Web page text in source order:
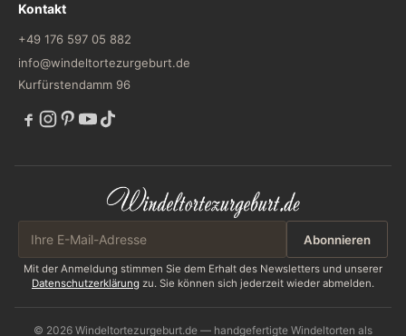
Kontakt
+49 176 597 05 882
info@windeltortezurgeburt.de
Kurfürstendamm 96
Abonnieren
Mit der Anmeldung stimmen Sie dem Erhalt des Newsletters und unserer
Datenschutzerklärung zu. Sie können sich jederzeit wieder abmelden.
© 2026 Windeltortezurgeburt.de — handgefertigte Windeltorten als